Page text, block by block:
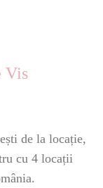
Vis
de la locație,
cu 4 locații